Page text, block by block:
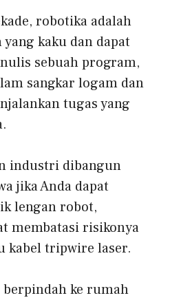
robotika adalah
kaku dan dapat
sebuah program,
sangkar logam dan
tugas yang
industri dibangun
jika Anda dapat
lengan robot,
membatasi risikonya
kabel tripwire laser.
ke rumah